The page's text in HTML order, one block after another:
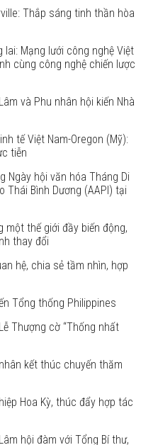
Thắp sáng tinh thần hòa
Mạng lưới công nghệ Việt
cùng công nghệ chiến lược
và Phu nhân hội kiến Nhà
tế Việt Nam-Oregon (Mỹ):
tiễn
Ngày hội văn hóa Tháng Di
Thái Bình Dương (AAPI) tại
một thế giới đầy biến động,
thay đổi
hệ, chia sẻ tầm nhìn, hợp
Tổng thống Philippines
Thượng cờ “Thống nhất
kết thúc chuyến thăm
Hoa Kỳ, thúc đẩy hợp tác
hội đàm với Tổng Bí thư,